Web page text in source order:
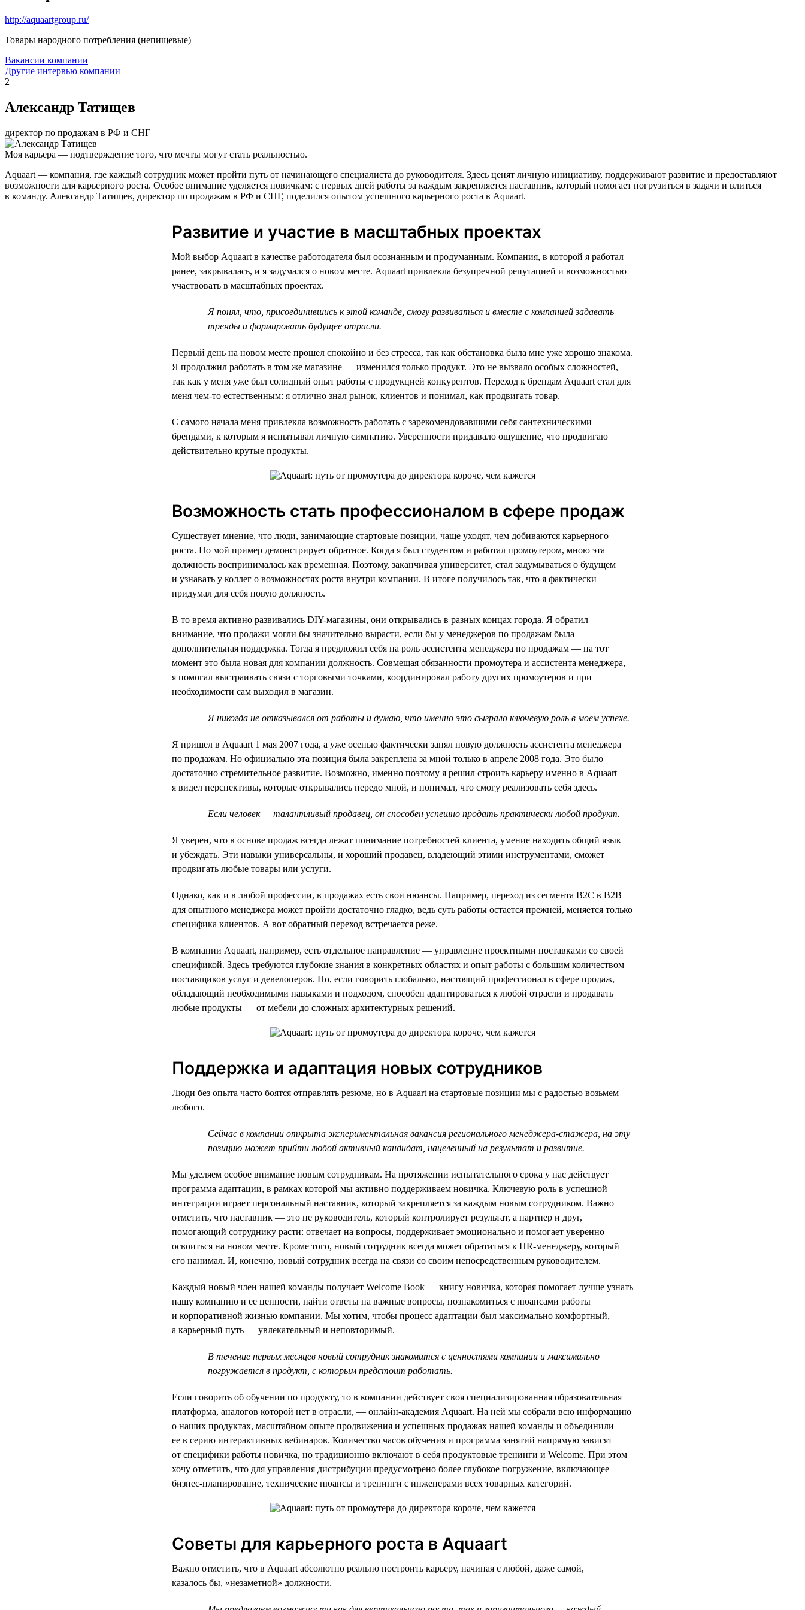
http://aquaartgroup.ru/
Товары народного потребления (непищевые)
Вакансии компании
Другие интервью компании
2
Александр Татищев
директор по продажам в РФ и СНГ
Моя карьера — подтверждение того, что мечты могут стать реальностью.
Aquaart — компания, где каждый сотрудник может пройти путь от начинающего специалиста до руководителя. Здесь ценят личную инициативу, поддерживают развитие и предоставляют
возможности для карьерного роста. Особое внимание уделяется новичкам: с первых дней работы за каждым закрепляется наставник, который помогает погрузиться в задачи и влиться
в команду. Александр Татищев, директор по продажам в РФ и СНГ, поделился опытом успешного карьерного роста в Aquaart.
Развитие и участие в масштабных проектах
Мой выбор Aquaart в качестве работодателя был осознанным и продуманным. Компания, в которой я работал
ранее, закрывалась, и я задумался о новом месте. Aquaart привлекла безупречной репутацией и возможностью
участвовать в масштабных проектах.
Я понял, что, присоединившись к этой команде, смогу развиваться и вместе с компанией задавать
тренды и формировать будущее отрасли.
Первый день на новом месте прошел спокойно и без стресса, так как обстановка была мне уже хорошо знакома.
Я продолжил работать в том же магазине — изменился только продукт. Это не вызвало особых сложностей,
так как у меня уже был солидный опыт работы с продукцией конкурентов. Переход к брендам Aquaart стал для
меня чем-то естественным: я отлично знал рынок, клиентов и понимал, как продвигать товар.
С самого начала меня привлекла возможность работать с зарекомендовавшими себя сантехническими
брендами, к которым я испытывал личную симпатию. Уверенности придавало ощущение, что продвигаю
действительно крутые продукты.
Возможность стать профессионалом в сфере продаж
Существует мнение, что люди, занимающие стартовые позиции, чаще уходят, чем добиваются карьерного
роста. Но мой пример демонстрирует обратное. Когда я был студентом и работал промоутером, мною эта
должность воспринималась как временная. Поэтому, заканчивая университет, стал задумываться о будущем
и узнавать у коллег о возможностях роста внутри компании. В итоге получилось так, что я фактически
придумал для себя новую должность.
В то время активно развивались DIY-магазины, они открывались в разных концах города. Я обратил
внимание, что продажи могли бы значительно вырасти, если бы у менеджеров по продажам была
дополнительная поддержка. Тогда я предложил себя на роль ассистента менеджера по продажам — на тот
момент это была новая для компании должность. Совмещая обязанности промоутера и ассистента менеджера,
я помогал выстраивать связи с торговыми точками, координировал работу других промоутеров и при
необходимости сам выходил в магазин.
Я никогда не отказывался от работы и думаю, что именно это сыграло ключевую роль в моем успехе.
Я пришел в Aquaart 1 мая 2007 года, а уже осенью фактически занял новую должность ассистента менеджера
по продажам. Но официально эта позиция была закреплена за мной только в апреле 2008 года. Это было
достаточно стремительное развитие. Возможно, именно поэтому я решил строить карьеру именно в Aquaart —
я видел перспективы, которые открывались передо мной, и понимал, что смогу реализовать себя здесь.
Если человек — талантливый продавец, он способен успешно продать практически любой продукт.
Я уверен, что в основе продаж всегда лежат понимание потребностей клиента, умение находить общий язык
и убеждать. Эти навыки универсальны, и хороший продавец, владеющий этими инструментами, сможет
продвигать любые товары или услуги.
Однако, как и в любой профессии, в продажах есть свои нюансы. Например, переход из сегмента B2C в B2B
для опытного менеджера может пройти достаточно гладко, ведь суть работы остается прежней, меняется только
специфика клиентов. А вот обратный переход встречается реже.
В компании Aquaart, например, есть отдельное направление — управление проектными поставками со своей
спецификой. Здесь требуются глубокие знания в конкретных областях и опыт работы с большим количеством
поставщиков услуг и девелоперов. Но, если говорить глобально, настоящий профессионал в сфере продаж,
обладающий необходимыми навыками и подходом, способен адаптироваться к любой отрасли и продавать
любые продукты — от мебели до сложных архитектурных решений.
Поддержка и адаптация новых сотрудников
Люди без опыта часто боятся отправлять резюме, но в Aquaart на стартовые позиции мы с радостью возьмем
любого.
Сейчас в компании открыта экспериментальная вакансия регионального менеджера-стажера, на эту
позицию может прийти любой активный кандидат, нацеленный на результат и развитие.
Мы уделяем особое внимание новым сотрудникам. На протяжении испытательного срока у нас действует
программа адаптации, в рамках которой мы активно поддерживаем новичка. Ключевую роль в успешной
интеграции играет персональный наставник, который закрепляется за каждым новым сотрудником. Важно
отметить, что наставник — это не руководитель, который контролирует результат, а партнер и друг,
помогающий сотруднику расти: отвечает на вопросы, поддерживает эмоционально и помогает уверенно
освоиться на новом месте. Кроме того, новый сотрудник всегда может обратиться к HR-менеджеру, который
его нанимал. И, конечно, новый сотрудник всегда на связи со своим непосредственным руководителем.
Каждый новый член нашей команды получает Welcome Book — книгу новичка, которая помогает лучше узнать
нашу компанию и ее ценности, найти ответы на важные вопросы, познакомиться с нюансами работы
и корпоративной жизнью компании. Мы хотим, чтобы процесс адаптации был максимально комфортный,
а карьерный путь — увлекательный и неповторимый.
В течение первых месяцев новый сотрудник знакомится с ценностями компании и максимально
погружается в продукт, с которым предстоит работать.
Если говорить об обучении по продукту, то в компании действует своя специализированная образовательная
платформа, аналогов которой нет в отрасли, — онлайн-академия Aquaart. На ней мы собрали всю информацию
о наших продуктах, масштабном опыте продвижения и успешных продажах нашей команды и объединили
ее в серию интерактивных вебинаров. Количество часов обучения и программа занятий напрямую зависят
от специфики работы новичка, но традиционно включают в себя продуктовые тренинги и Welcome. При этом
хочу отметить, что для управления дистрибуции предусмотрено более глубокое погружение, включающее
бизнес-планирование, технические нюансы и тренинги с инженерами всех товарных категорий.
Советы для карьерного роста в Aquaart
Важно отметить, что в Aquaart абсолютно реально построить карьеру, начиная с любой, даже самой,
казалось бы, «незаметной» должности.